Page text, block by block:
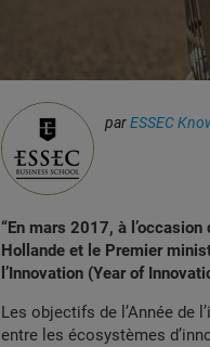
parESSEC
“En mars 2017, à
Hollande et le Premier
l’Innovation (Year of
Les objectifs de l’Année de
entre les écosystèmes